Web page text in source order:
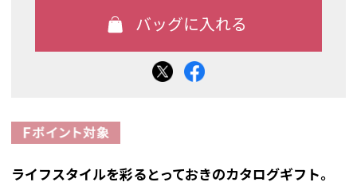
ライフスタイルを彩るとっておきのカタログギフト。